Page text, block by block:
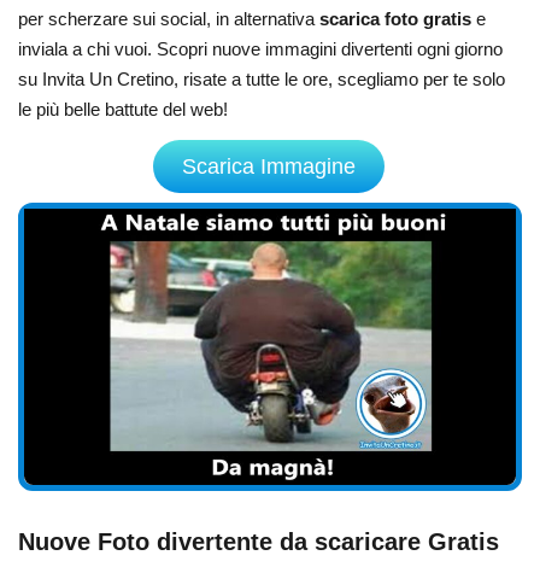
per scherzare sui social, in alternativa scarica foto gratis e
inviala a chi vuoi. Scopri nuove immagini divertenti ogni giorno
su Invita Un Cretino, risate a tutte le ore, scegliamo per te solo
le più belle battute del web!
Scarica Immagine
Nuove Foto divertente da scaricare Gratis